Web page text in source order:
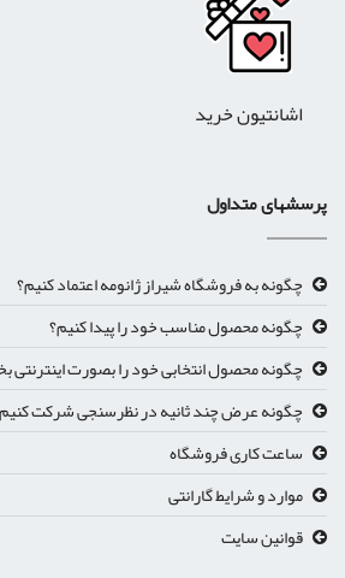
اشانتیون خرید
پرسشهای متداول
چگونه به فروشگاه شیراز ژانومه اعتماد کنیم؟
چگونه محصول مناسب خود را پیدا کنیم؟
چگونه محصول انتخابی خود را بصورت اینترنتی
چگونه عرض چند ثانیه در نظرسنجی شرکت کنیم
ساعت کاری فروشگاه
موارد و شرایط گارانتی
قوانین سایت